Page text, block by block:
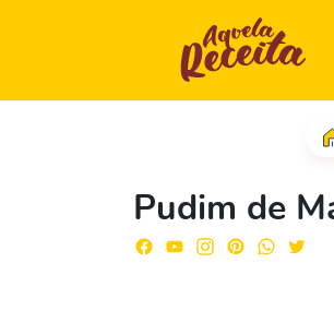
Pudim de
Comece